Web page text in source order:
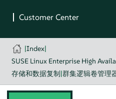
|Index|
SUSE Linux Enterprise High
存储和数据复制|群集逻辑卷管理